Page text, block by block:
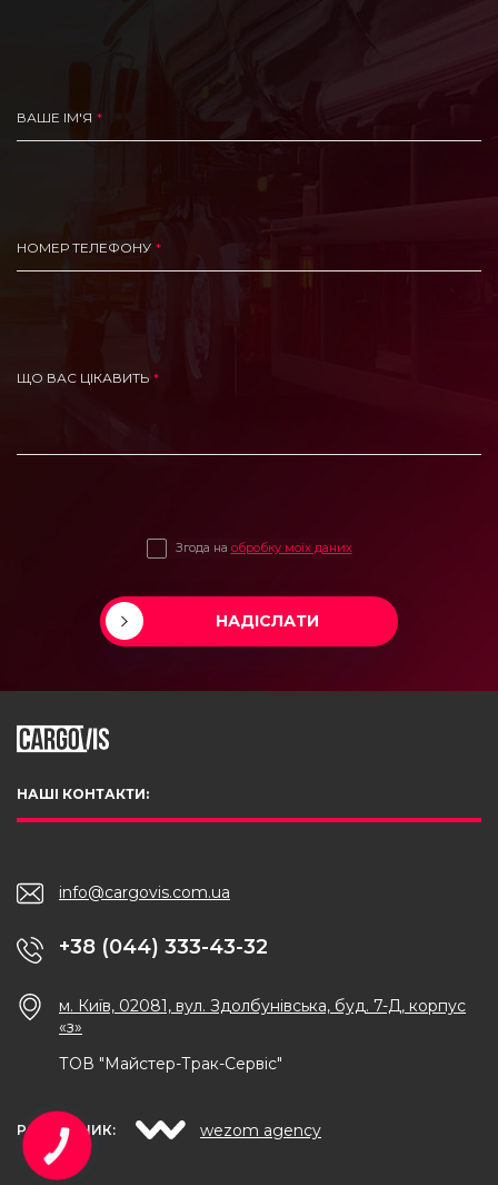
ВАШЕ ІМ'Я
НОМЕР ТЕЛЕФОНУ
ЩО ВАС ЦІКАВИТЬ
Згода на обробку моїх даних
НАДІСЛАТИ
НАШІ КОНТАКТИ:
info@cargovis.com.ua
+38 (044) 333-43-32
м. Київ, 02081, вул. Здолбунівська, буд. 7-Д, корпус
«з»
ТОВ "Майстер-Трак-Сервіс"
РОЗРОБНИК: wezom agency